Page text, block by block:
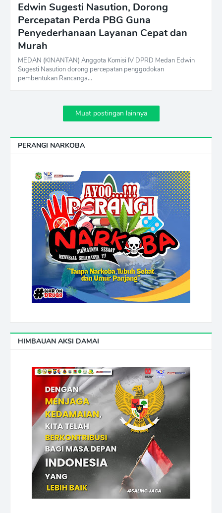
Edwin Sugesti Nasution, Dorong
Percepatan Perda PBG Guna
Penyederhanaan Layanan Cepat dan
Murah
MEDAN (KINANTAN) Anggota Komisi IV DPRD Medan Edwin
Sugesti Nasution dorong percepatan penggodokan
pembentukan Rancanga…
Muat postingan lainnya
PERANGI NARKOBA
HIMBAUAN AKSI DAMAI